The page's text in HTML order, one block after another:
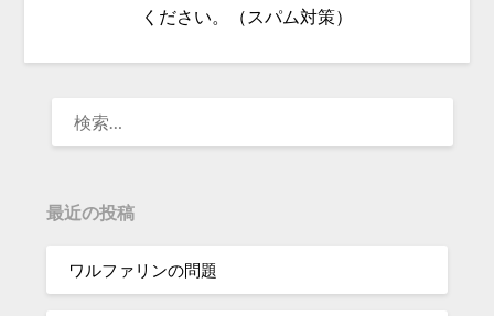
ください。（スパム対策）
最近の投稿
ワルファリンの問題